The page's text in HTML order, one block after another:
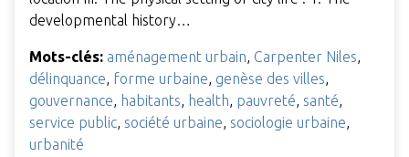
developmental history…
Mots-clés: aménagement urbain, Carpenter Niles,
délinquance, forme urbaine, genèse des villes,
gouvernance, habitants, health, pauvreté, santé,
service public, société urbaine, sociologie urbaine,
urbanité